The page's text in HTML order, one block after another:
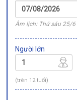
Âm lịch: Thứ sáu 25/6
Người lớn
(trên 12 tuổi)